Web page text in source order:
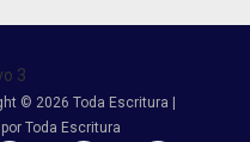
© 2026 Toda Escritura |
Toda Escritura